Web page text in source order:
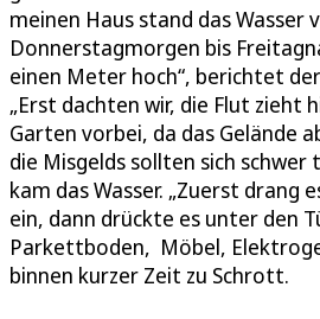
meinen Haus stand das Wasser
Donnerstagmorgen bis
einen Meter hoch“, berichtet
„Erst dachten wir, die Flut zieht
Garten vorbei, da das Gelände
die Misgelds sollten sich schwer
kam das Wasser. „Zuerst drang
ein, dann drückte es unter den
Parkettboden, Möbel,
binnen kurzer Zeit zu Schrott.